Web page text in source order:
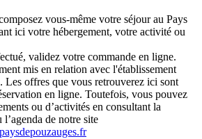
vous-même votre séjour au Pays
ici votre hébergement, votre activité ou
validez votre commande en ligne.
mis en relation avec l'établissement
Les offres que vous retrouverez ici sont
en ligne. Toutefois, vous pouvez
ou d’activités en consultant la
de notre site